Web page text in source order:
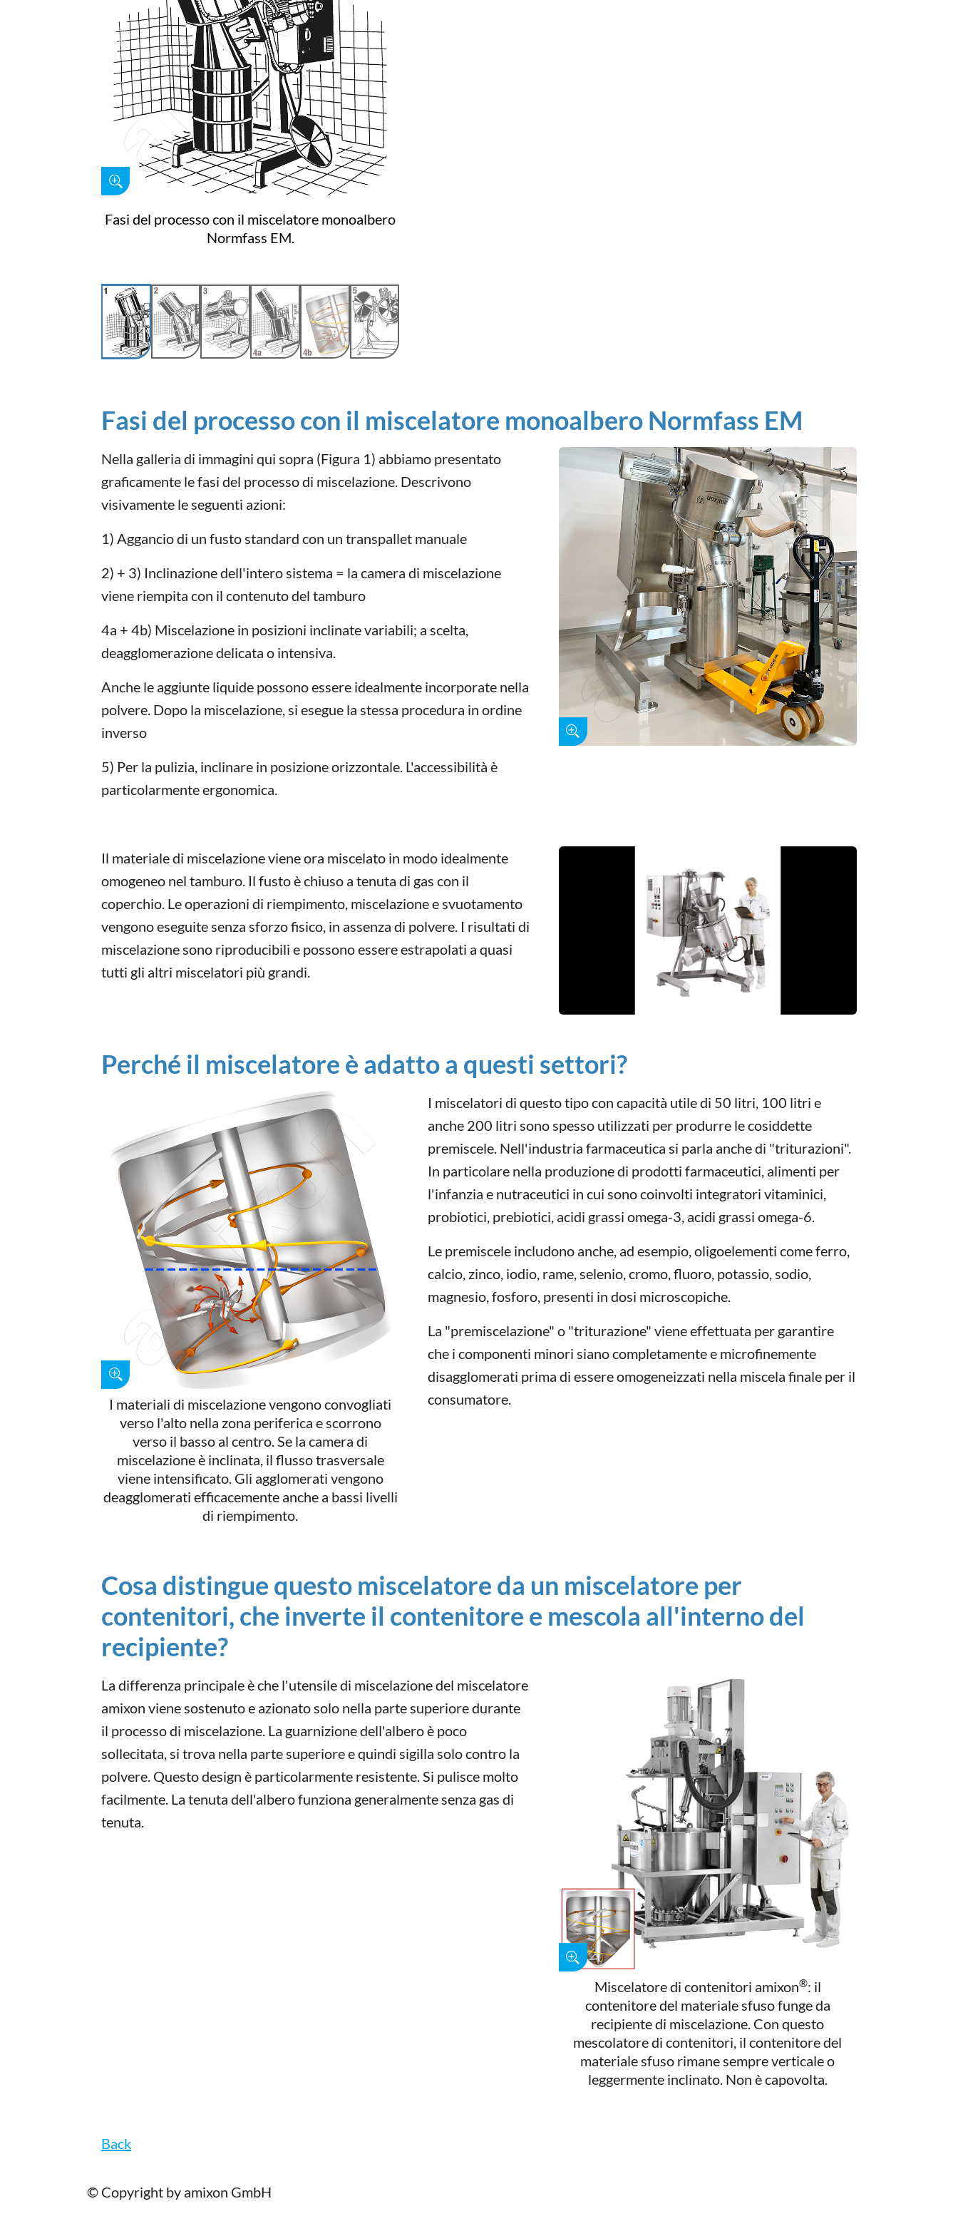
Fasi del processo con il miscelatore monoalbero
Normfass EM.
Fasi del processo con il miscelatore monoalbero Normfass EM
Nella galleria di immagini qui sopra (Figura 1) abbiamo presentato
graficamente le fasi del processo di miscelazione. Descrivono
visivamente le seguenti azioni:
1) Aggancio di un fusto standard con un transpallet manuale
2) + 3) Inclinazione dell'intero sistema = la camera di miscelazione
viene riempita con il contenuto del tamburo
4a + 4b) Miscelazione in posizioni inclinate variabili; a scelta,
deagglomerazione delicata o intensiva.
Anche le aggiunte liquide possono essere idealmente incorporate nella
polvere. Dopo la miscelazione, si esegue la stessa procedura in ordine
inverso
5) Per la pulizia, inclinare in posizione orizzontale. L'accessibilità è
particolarmente ergonomica.
Il materiale di miscelazione viene ora miscelato in modo idealmente
omogeneo nel tamburo. Il fusto è chiuso a tenuta di gas con il
coperchio. Le operazioni di riempimento, miscelazione e svuotamento
vengono eseguite senza sforzo fisico, in assenza di polvere. I risultati di
miscelazione sono riproducibili e possono essere estrapolati a quasi
tutti gli altri miscelatori più grandi.
Perché il miscelatore è adatto a questi settori?
I materiali di miscelazione vengono convogliati
verso l'alto nella zona periferica e scorrono
verso il basso al centro. Se la camera di
miscelazione è inclinata, il flusso trasversale
viene intensificato. Gli agglomerati vengono
deagglomerati efficacemente anche a bassi livelli
di riempimento.
I miscelatori di questo tipo con capacità utile di 50 litri, 100 litri e
anche 200 litri sono spesso utilizzati per produrre le cosiddette
premiscele. Nell'industria farmaceutica si parla anche di "triturazioni".
In particolare nella produzione di prodotti farmaceutici, alimenti per
l'infanzia e nutraceutici in cui sono coinvolti integratori vitaminici,
probiotici, prebiotici, acidi grassi omega-3, acidi grassi omega-6.
Le premiscele includono anche, ad esempio, oligoelementi come ferro,
calcio, zinco, iodio, rame, selenio, cromo, fluoro, potassio, sodio,
magnesio, fosforo, presenti in dosi microscopiche.
La "premiscelazione" o "triturazione" viene effettuata per garantire
che i componenti minori siano completamente e microfinemente
disagglomerati prima di essere omogeneizzati nella miscela finale per il
consumatore.
Cosa distingue questo miscelatore da un miscelatore per
contenitori, che inverte il contenitore e mescola all'interno del
recipiente?
La differenza principale è che l'utensile di miscelazione del miscelatore
amixon viene sostenuto e azionato solo nella parte superiore durante
il processo di miscelazione. La guarnizione dell'albero è poco
sollecitata, si trova nella parte superiore e quindi sigilla solo contro la
polvere. Questo design è particolarmente resistente. Si pulisce molto
facilmente. La tenuta dell'albero funziona generalmente senza gas di
tenuta.
Miscelatore di contenitori amixon®: il
contenitore del materiale sfuso funge da
recipiente di miscelazione. Con questo
mescolatore di contenitori, il contenitore del
materiale sfuso rimane sempre verticale o
leggermente inclinato. Non è capovolta.
Back
© Copyright by amixon GmbH